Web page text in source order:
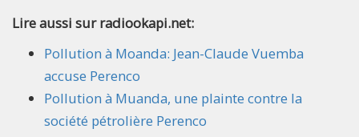
Lire aussi sur radiookapi.net:
Pollution à Moanda: Jean-Claude Vuemba
accuse Perenco
Pollution à Muanda, une plainte contre la
société pétrolière Perenco